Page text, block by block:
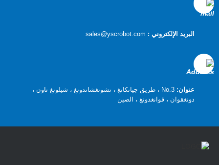
البريد الإلكتروني : sales@yscrobot.com
عنوان:
No.3 ، طريق جيانكانغ ، تشونغشاندونغ ، شيلونغ تاون ،
دونغقوان ، قوانغدونغ ، الصين